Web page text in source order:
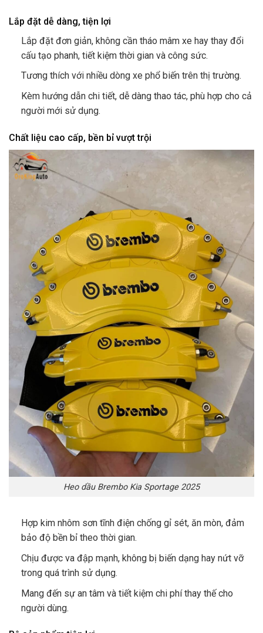
Lắp đặt dễ dàng, tiện lợi
Lắp đặt đơn giản, không cần tháo mâm xe hay thay đổi
cấu tạo phanh, tiết kiệm thời gian và công sức.
Tương thích với nhiều dòng xe phổ biến trên thị trường.
Kèm hướng dẫn chi tiết, dễ dàng thao tác, phù hợp cho cả
người mới sử dụng.
Chất liệu cao cấp, bền bỉ vượt trội
Heo dầu Brembo Kia Sportage 2025
Hợp kim nhôm sơn tĩnh điện chống gỉ sét, ăn mòn, đảm
bảo độ bền bỉ theo thời gian.
Chịu được va đập mạnh, không bị biến dạng hay nứt vỡ
trong quá trình sử dụng.
Mang đến sự an tâm và tiết kiệm chi phí thay thế cho
người dùng.